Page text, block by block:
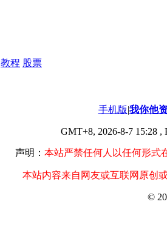
教程 股票
手机版|我你他
GMT+8, 2026-8-7 15:28,
声明： 本站严禁任何人以任何形式
本站内容来自网友或互联网原创
©